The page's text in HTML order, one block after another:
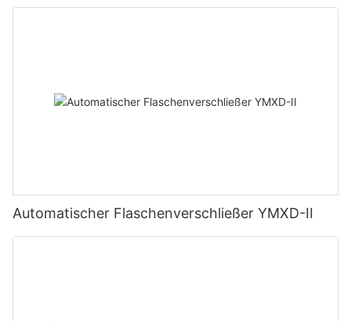
Automatischer Flaschenverschließer YMXD-II